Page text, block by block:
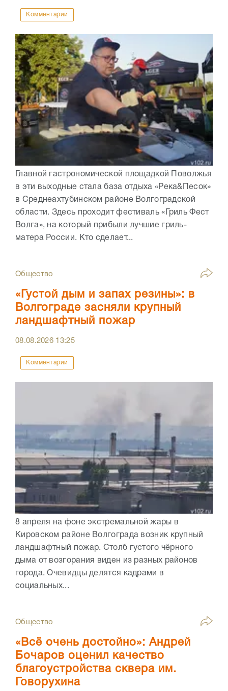
Комментарии
Главной гастрономической площадкой Поволжья
в эти выходные стала база отдыха «Река&Песок»
в Среднеахтубинском районе Волгоградской
области. Здесь проходит фестиваль «Гриль Фест
Волга», на который прибыли лучшие гриль-
матера России. Кто сделает...
Общество
«Густой дым и запах резины»: в
Волгограде засняли крупный
ландшафтный пожар
08.08.2026 13:25
Комментарии
8 апреля на фоне экстремальной жары в
Кировском районе Волгограда возник крупный
ландшафтный пожар. Столб густого чёрного
дыма от возгорания виден из разных районов
города. Очевидцы делятся кадрами в
социальных...
Общество
«Всё очень достойно»: Андрей
Бочаров оценил качество
благоустройства сквера им.
Говорухина